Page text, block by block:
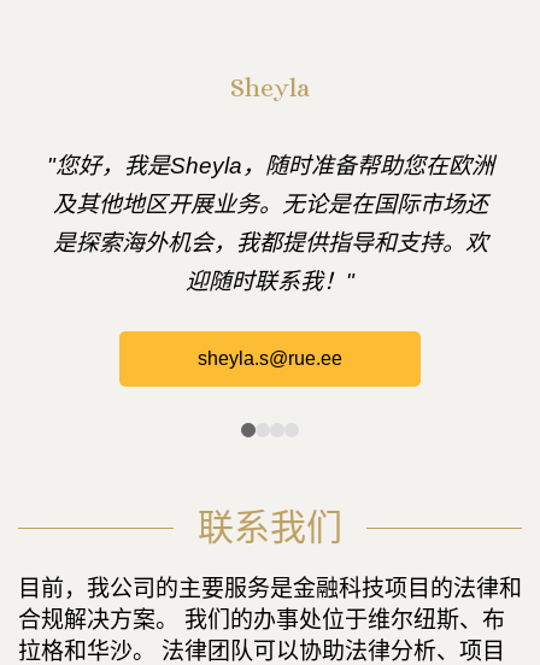
Sheyla
"您好，我是Sheyla，随时准备帮助您在欧洲
及其他地区开展业务。无论是在国际市场还
是探索海外机会，我都提供指导和支持。欢
迎随时联系我！"
sheyla.s@rue.ee
联系我们
目前，我公司的主要服务是金融科技项目的法律和
合规解决方案。 我们的办事处位于维尔纽斯、布
拉格和华沙。 法律团队可以协助法律分析、项目